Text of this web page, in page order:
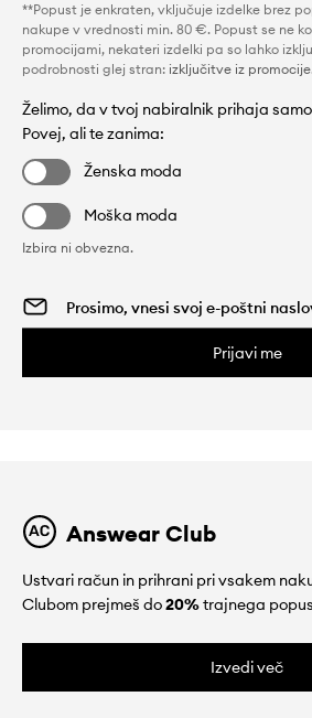
**Popust je enkraten, vključuje izdelke brez
nakupe v vrednosti min. 80 €. Popust se ne
promocijami, nekateri izdelki pa so lahko
podrobnosti glej stran: izključitve iz promocije
Želimo, da v tvoj nabiralnik prihaja
Povej, ali te zanima:
Ženska moda
Moška moda
Izbira ni obvezna.
Prijavi me
Answear Club
Ustvari račun in prihrani pri vsakem
Clubom prejmeš do20%trajnega
Izvedi več